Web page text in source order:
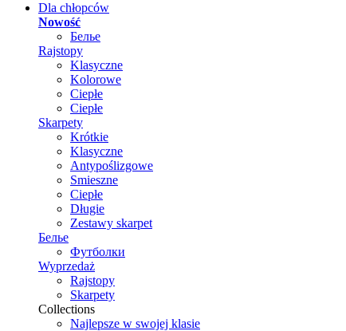
Dla chłopców
Nowość
Белье
Rajstopy
Klasyczne
Kolorowe
Ciepłe
Ciepłe
Skarpety
Krótkie
Klasyczne
Antypoślizgowe
Smieszne
Ciepłe
Długie
Zestawy skarpet
Белье
Футболки
Wyprzedaż
Rajstopy
Skarpety
Collections
Najlepsze w swojej klasie